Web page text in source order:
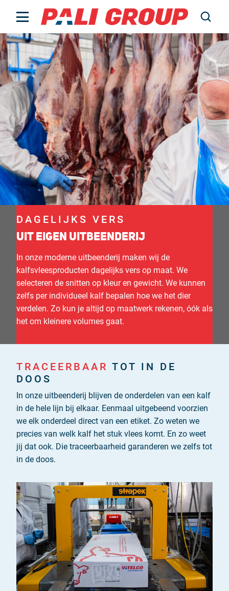
Livestock
Over ons
Werken bij
Actueel
Contact
Noteringen
PALI Data
Nederlands
English
Deutsch
Français
Italiano
DAGELIJKS VERS
UIT EIGEN UITBEENDERIJ
In onze moderne uitbeenderij maken wij de
kalfsvleesproducten dagelijks vers op maat. We
selecteren de snitten op kleur en gewicht. We kunnen
zelfs per individueel kalf bepalen hoe we het dier
verdelen. Zo kun je altijd op maatwerk rekenen, óók als
het om kleinere volumes gaat.
TRACEERBAAR TOT IN DE
DOOS
In onze uitbeenderij blijven de onderdelen van een kalf
in de hele lijn bij elkaar. Eenmaal uitgebeend voorzien
we elk onderdeel direct van een etiket. Zo weten we
precies van welk kalf het stuk vlees komt. En zo weet
jij dat ook. Die traceerbaarheid garanderen we zelfs tot
in de doos.